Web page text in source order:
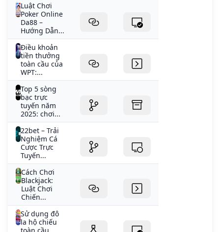
Luật Chơi
Poker Online
Da88 –
Hướng Dẫn...
Điều khoản
tiền thưởng
toàn cầu của
WPT:...
Top 5 sòng
bạc trực
tuyến năm
2025: chơi...
22bet – Trải
Nghiệm Cá
Cược Trực
Tuyến...
Cách Chơi
Blackjack:
Luật Chơi
Chiến...
Sử dụng đô
la hộ chiếu